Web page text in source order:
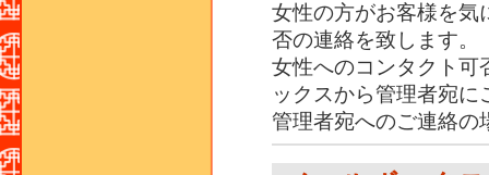
女性の方がお客様を気
否の連絡を致します。
女性へのコンタクト可
ックスから管理者宛に
管理者宛へのご連絡の